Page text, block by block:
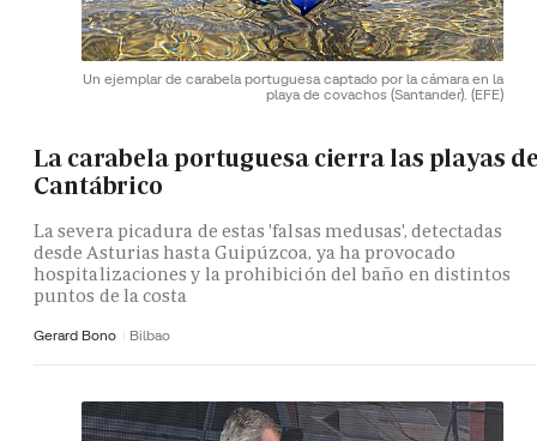
Un ejemplar de carabela portuguesa captado por la cámara en la
playa de covachos (Santander). (EFE)
La carabela portuguesa cierra las playas
Cantábrico
La severa picadura de estas 'falsas medusas', detectadas
desde Asturias hasta Guipúzcoa, ya ha provocado
hospitalizaciones y la prohibición del baño en distintos
puntos de la costa
Gerard Bono Bilbao